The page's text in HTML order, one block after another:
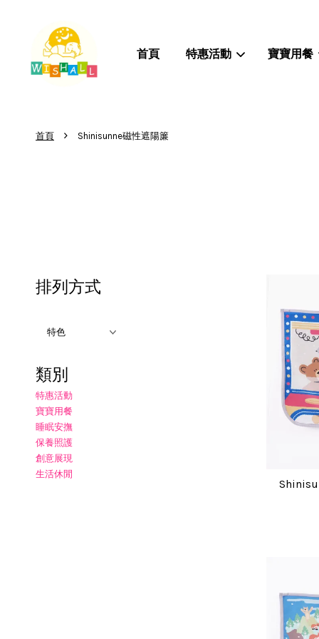
首頁 特惠活動 寶寶用餐
首頁 › Shinisunne磁性遮陽簾
排列方式
類別
特惠活動
寶寶用餐
睡眠安撫
保養照護
創意展現
生活休閒